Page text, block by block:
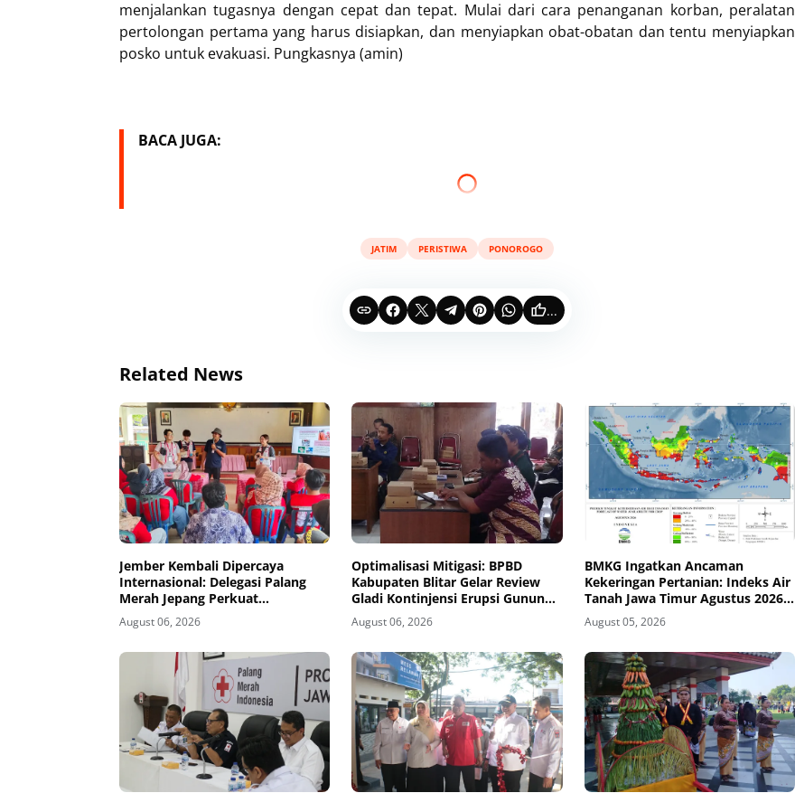
menjalankan tugasnya dengan cepat dan tepat. Mulai dari cara penanganan korban, peralatan
pertolongan pertama yang harus disiapkan, dan menyiapkan obat-obatan dan tentu menyiapkan
posko untuk evakuasi. Pungkasnya (amin)
BACA JUGA:
JATIM PERISTIWA PONOROGO
...
Related News
Jember Kembali Dipercaya
Internasional: Delegasi Palang
Merah Jepang Perkuat
Kesiapsiagaan Bencana di
Kawasan Pesisir dan Sekolah
August 06, 2026
Optimalisasi Mitigasi: BPBD
Kabupaten Blitar Gelar Review
Gladi Kontinjensi Erupsi Gunung
Kelud
August 06, 2026
BMKG Ingatkan Ancaman
Kekeringan Pertanian: Indeks Air
Tanah Jawa Timur Agustus 2026
Masuk Kategori Kurang
August 05, 2026